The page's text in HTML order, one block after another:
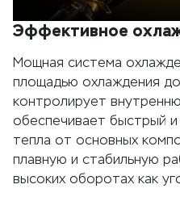
Эффективное
Мощная система
площадью охлаждения
контролирует
обеспечивает быстрый
тепла от основных
плавную и стабильную
высоких оборотах как